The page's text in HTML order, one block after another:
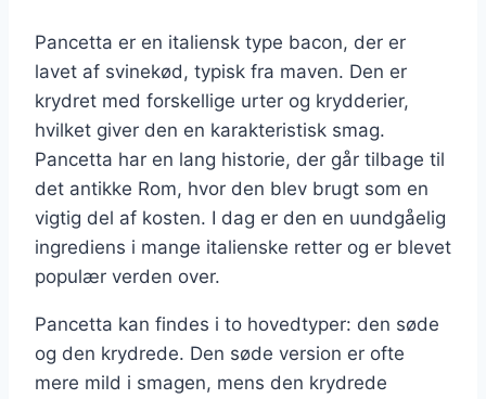
Pancetta er en italiensk type bacon, der er
lavet af svinekød, typisk fra maven. Den er
krydret med forskellige urter og krydderier,
hvilket giver den en karakteristisk smag.
Pancetta har en lang historie, der går tilbage til
det antikke Rom, hvor den blev brugt som en
vigtig del af kosten. I dag er den en uundgåelig
ingrediens i mange italienske retter og er blevet
populær verden over.
Pancetta kan findes i to hovedtyper: den søde
og den krydrede. Den søde version er ofte
mere mild i smagen, mens den krydrede